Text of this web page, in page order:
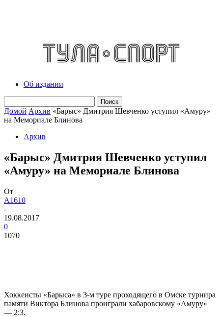
Об издании
Домой Архив «Барыс» Дмитрия Шевченко уступил «Амуру»
на Мемориале Блинова
Архив
«Барыс» Дмитрия Шевченко уступил
«Амуру» на Мемориале Блинова
От
A1610
-
19.08.2017
0
1070
Хоккеисты «Барыса» в 3-м туре проходящего в Омске турнира
памяти Виктора Блинова проиграли хабаровскому «Амуру»
— 2:3.